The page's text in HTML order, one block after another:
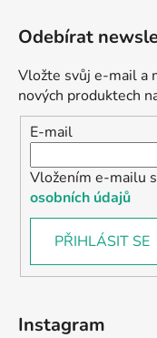
Odebírat
Vložte svůj e-mail a
nových produktech
E-mail
Vložením e-mailu
osobních údajů
PŘIHLÁSIT SE
Instagram